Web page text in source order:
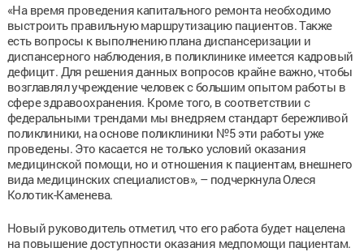
«На время проведения капитального ремонта необходимо
выстроить правильную маршрутизацию пациентов. Также
есть вопросы к выполнению плана диспансеризации и
диспансерного наблюдения, в поликлинике имеется кадровый
дефицит. Для решения данных вопросов крайне важно, чтобы
возглавлял учреждение человек с большим опытом работы в
сфере здравоохранения. Кроме того, в соответствии с
федеральными трендами мы внедряем стандарт бережливой
поликлиники, на основе поликлиники №5 эти работы уже
проведены. Это касается не только условий оказания
медицинской помощи, но и отношения к пациентам, внешнего
вида медицинских специалистов», – подчеркнула Олеся
Колотик-Каменева.
Новый руководитель отметил, что его работа будет нацелена
на повышение доступности оказания медпомощи пациентам.